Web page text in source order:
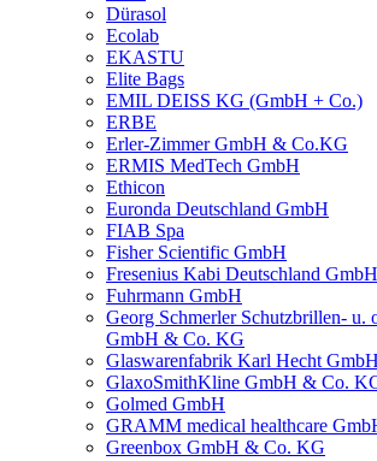
Dürasol
Ecolab
EKASTU
Elite Bags
EMIL DEISS KG (GmbH + Co.)
ERBE
Erler-Zimmer GmbH & Co.KG
ERMIS MedTech GmbH
Ethicon
Euronda Deutschland GmbH
FIAB Spa
Fisher Scientific GmbH
Fresenius Kabi Deutschland GmbH
Fuhrmann GmbH
Georg Schmerler Schutzbrillen- u.
GmbH & Co. KG
Glaswarenfabrik Karl Hecht
GlaxoSmithKline GmbH & Co.
Golmed GmbH
GRAMM medical healthcare
Greenbox GmbH & Co. KG